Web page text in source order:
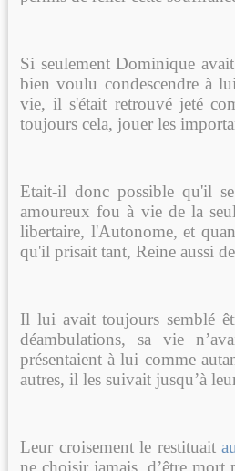
Si seulement Dominique
bien voulu condescendre à
vie, il s'était retrouvé jeté
toujours cela, jouer les
Etait-il donc possible qu'il
amoureux fou à vie de la
libertaire, l'Autonome, et
qu'il prisait tant, Reine aussi
Il lui avait toujours semblé
déambulations, sa vie
présentaient à lui comme
autres, il les suivait jusqu’à
Leur croisement le restituait
ne choisir jamais, d’être mort